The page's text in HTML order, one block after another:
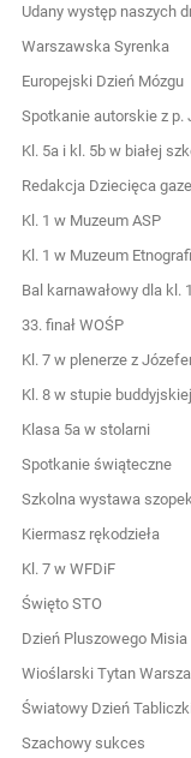
Udany występ naszych
Warszawska Syrenka
Europejski Dzień Mózgu
Spotkanie autorskie z
Kl. 5a i kl. 5b w białej
Redakcja Dziecięca
Kl. 1 w Muzeum ASP
Kl. 1 w Muzeum
Bal karnawałowy dla kl.
33. finał WOŚP
Kl. 7 w plenerze z
Kl. 8 w stupie buddyjskiej
Klasa 5a w stolarni
Spotkanie świąteczne
Szkolna wystawa szopek
Kiermasz rękodzieła
Kl. 7 w WFDiF
Święto STO
Dzień Pluszowego Misia
Wioślarski Tytan
Światowy Dzień
Szachowy sukces